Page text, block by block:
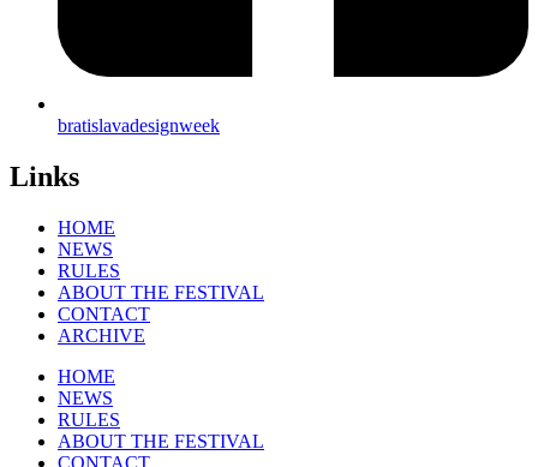
bratislavadesignweek
Links
HOME
NEWS
RULES
ABOUT THE FESTIVAL
CONTACT
ARCHIVE
HOME
NEWS
RULES
ABOUT THE FESTIVAL